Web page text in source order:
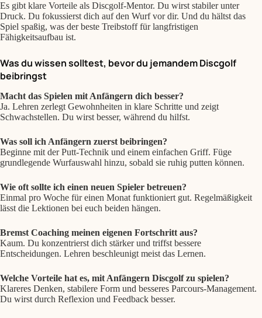
Es gibt klare Vorteile als Discgolf-Mentor. Du wirst stabiler unter
Druck. Du fokussierst dich auf den Wurf vor dir. Und du hältst das
Spiel spaßig, was der beste Treibstoff für langfristigen
Fähigkeitsaufbau ist.
Was du wissen solltest, bevor du jemandem Discgolf
beibringst
Macht das Spielen mit Anfängern dich besser?
Ja. Lehren zerlegt Gewohnheiten in klare Schritte und zeigt
Schwachstellen. Du wirst besser, während du hilfst.
Was soll ich Anfängern zuerst beibringen?
Beginne mit der Putt-Technik und einem einfachen Griff. Füge
grundlegende Wurfauswahl hinzu, sobald sie ruhig putten können.
Wie oft sollte ich einen neuen Spieler betreuen?
Einmal pro Woche für einen Monat funktioniert gut. Regelmäßigkeit
lässt die Lektionen bei euch beiden hängen.
Bremst Coaching meinen eigenen Fortschritt aus?
Kaum. Du konzentrierst dich stärker und triffst bessere
Entscheidungen. Lehren beschleunigt meist das Lernen.
Welche Vorteile hat es, mit Anfängern Discgolf zu spielen?
Klareres Denken, stabilere Form und besseres Parcours-Management.
Du wirst durch Reflexion und Feedback besser.